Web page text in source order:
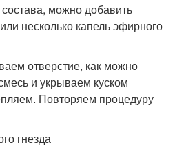
можно добавить
несколько капель эфирного
отверстие, как можно
и укрываем куском
Повторяем процедуру
гнезда